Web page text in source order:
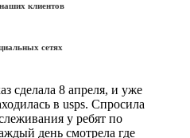
клиентов
сетях
сделала 8 апреля, и уже
в usps. Спросила
у ребят по
день смотрела где